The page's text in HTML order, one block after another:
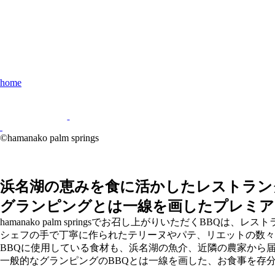
home
©hamanako palm springs
浜名湖の恵みを食に活かしたレストラ
グランピングとは一線を画したプレミ
hamanako palm springsでお召し上がりいただくBBQは、レス
シェフの手で丁寧に作られたテリーヌやパテ、リエットの数
BBQに使用している食材も、浜名湖の魚介、近隣の農家から
一般的なグランピングのBBQとは一線を画した、お食事を存